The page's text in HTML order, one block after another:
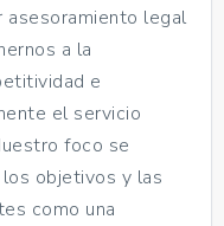
asesoramiento legal
a la
e
el servicio
foco se
objetivos y las
como una